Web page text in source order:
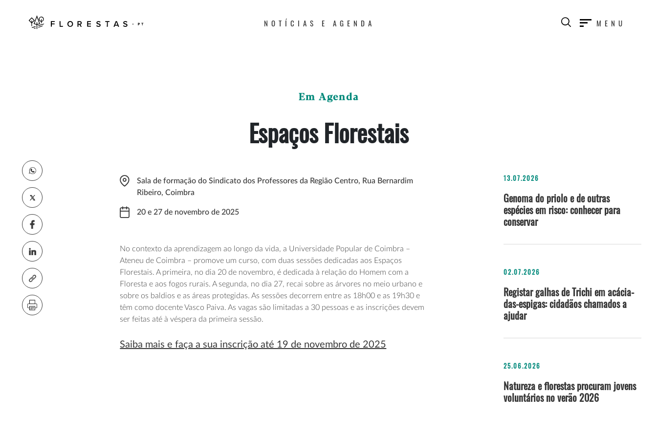
NOTÍCIAS E AGENDA MENU
Em Agenda
Espaços Florestais
Sala de formação do Sindicato dos Professores da Região Centro, Rua Bernardim
Ribeiro, Coimbra
20 e 27 de novembro de 2025
No contexto da aprendizagem ao longo da vida, a Universidade Popular de Coimbra –
Ateneu de Coimbra – promove um curso, com duas sessões dedicadas aos Espaços
Florestais. A primeira, no dia 20 de novembro, é dedicada à relação do Homem com a
Floresta e aos fogos rurais. A segunda, no dia 27, recai sobre as árvores no meio urbano e
sobre os baldios e as áreas protegidas. As sessões decorrem entre as 18h00 e as 19h30 e
têm como docente Vasco Paiva. As vagas são limitadas a 30 pessoas e as inscrições devem
ser feitas até à véspera da primeira sessão.
Saiba mais e faça a sua inscrição até 19 de novembro de 2025
13.07.2026
Genoma do priolo e de outras
espécies em risco: conhecer para
conservar
02.07.2026
Registar galhas de Trichi em acácia-
das-espigas: cidadãos chamados a
ajudar
25.06.2026
Natureza e florestas procuram jovens
voluntários no verão 2026